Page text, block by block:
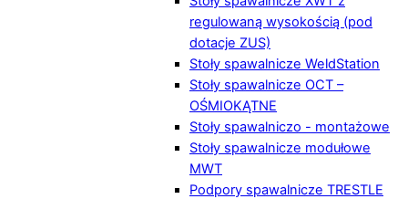
regulowaną wysokością (pod
dotacje ZUS)
Stoły spawalnicze WeldStation
Stoły spawalnicze OCT –
OŚMIOKĄTNE
Stoły spawalniczo - montażowe
Stoły spawalnicze modułowe
MWT
Podpory spawalnicze TRESTLE